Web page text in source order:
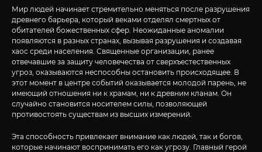
Мир людей начинает стремительно меняться после разрушения
древнего барьера, который веками отделял смертных от
обитателей божественных сфер. Неожиданные аномалии
появляются в разных странах, вызывая разрушения и создавая
хаос среди населения. Священные организации, ранее
отвечавшие за защиту человечества от сверхъестественных
угроз, оказываются неспособны остановить происходящее. В
этот момент в центре событий оказывается молодой парень, не
имеющий отношения ни к храмам, ни к древним кланам. Он
случайно становится носителем силы, позволяющей
противостоять существам из высших измерений.
Эта способность привлекает внимание как людей, так и богов,
которые начинают воспринимать его как угрозу. Главный герой